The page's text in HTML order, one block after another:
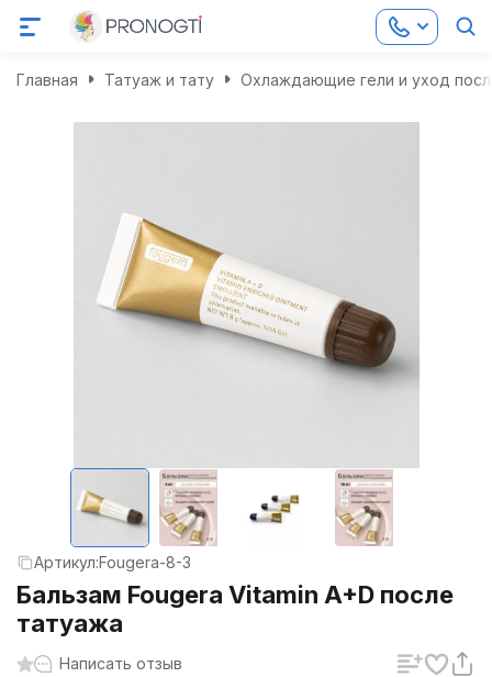
Главная Татуаж и тату Охлаждающие гели и уход
Артикул:Fougera-8-3
Бальзам Fougera Vitamin A+D после
татуажа
Написать отзыв